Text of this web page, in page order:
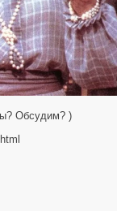
Обсудим? )